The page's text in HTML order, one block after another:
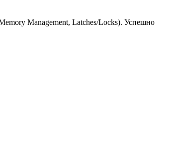
Management, Latches/Locks). Успешно